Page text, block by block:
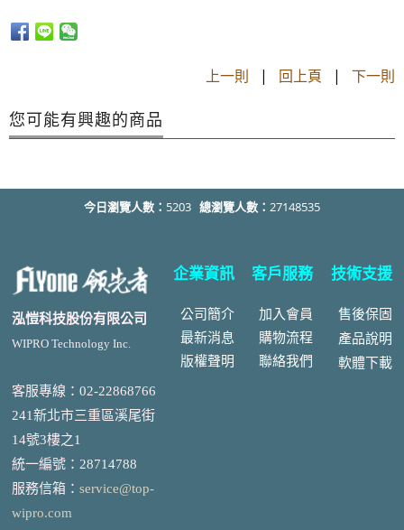
上一則 | 回上頁 | 下一則
您可能有興趣的商品
今日瀏覽人數： 5203 總瀏覽人數： 27148535
泓愷科技股份有限公司
WIPRO Technology Inc.
客服專線：02-22868766
241新北市三重區溪尾街
14號3樓之1
統一編號 ： 28714788
服務信箱： service@top-
wipro.com
企業資訊
公司簡介
最新消息
版權聲明
客戶服務
加入會員
購物流程
聯絡我們
技術支援
售後保固
產品說明
軟體下載